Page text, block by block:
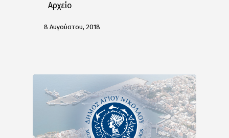
Αρχείο
8 Αυγούστου, 2018